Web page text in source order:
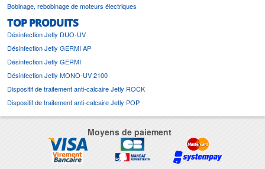
Bobinage, rebobinage de moteurs électriques
TOP PRODUITS
Désinfection Jetly DUO-UV
Désinfection Jetly GERMI AP
Désinfection Jetly GERMI
Désinfection Jetly MONO-UV 2100
Dispositif de traitement anti-calcaire Jetly ROCK
Dispositif de traitement anti-calcaire Jetly POP
Moyens de paiement